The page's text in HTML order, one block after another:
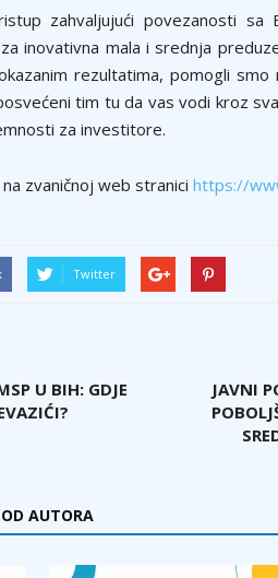
zahvaljujući povezanosti sa
inovativna mala i srednja
rezultatima, pomogli
tim tu da vas vodi kroz
za investitore.
zvaničnoj web stranici https://
Twitter
U BIH: GDJE
JAVNI
AUTORA